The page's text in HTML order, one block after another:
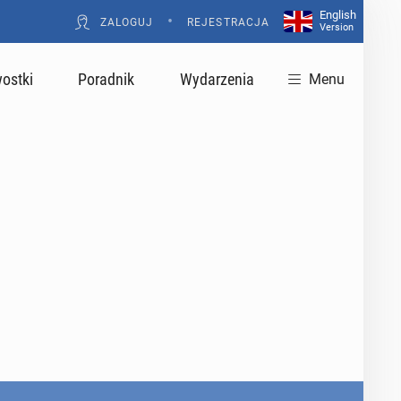
ZALOGUJ • REJESTRACJA
English
Version
Poradnik Wydarzenia Menu